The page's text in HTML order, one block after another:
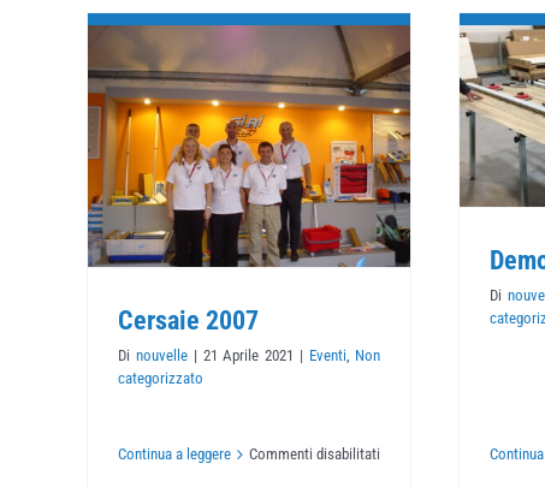
Cersaie 2007
Di nouvelle | 21 Aprile 2021 | Eventi, Non
categorizzato
Continua a leggere Commenti disabilitati
Demo USA
Eventi Non categorizzato
Di